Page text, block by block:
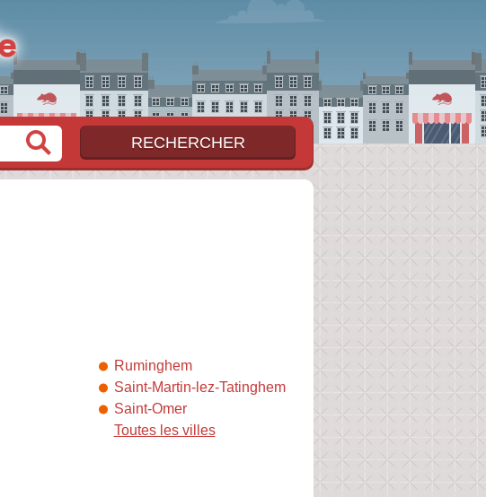
Ruminghem
Saint-Martin-lez-Tatinghem
Saint-Omer
Toutes les villes